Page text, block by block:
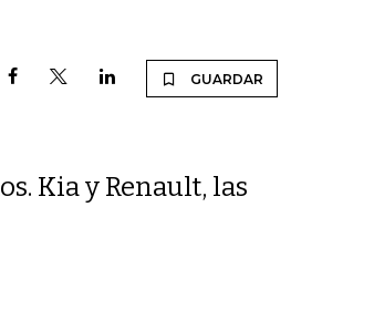
GUARDAR
Kia y Renault, las